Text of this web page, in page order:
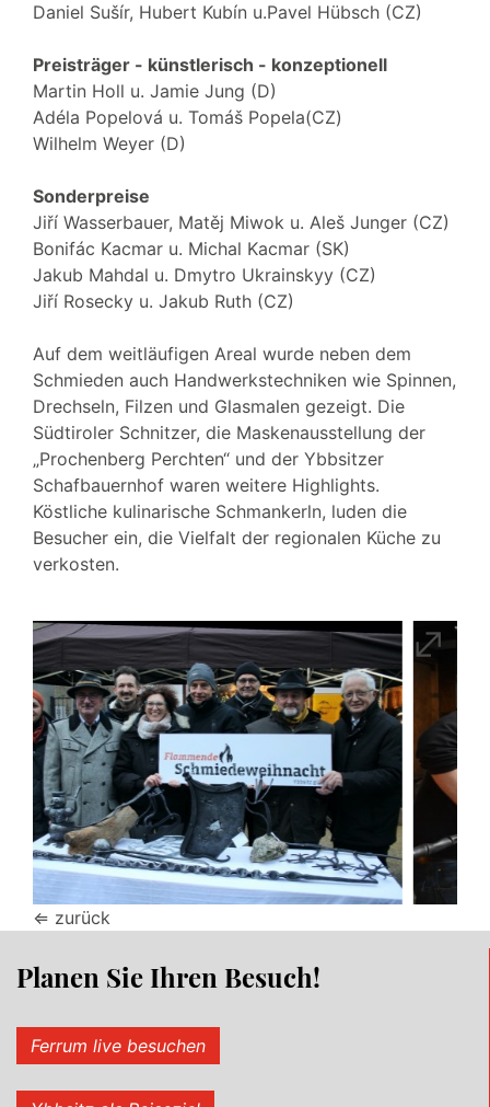
Daniel Sušír, Hubert Kubín u.Pavel Hübsch (CZ)
Preisträger - künstlerisch - konzeptionell
Martin Holl u. Jamie Jung (D)
Adéla Popelová u. Tomáš Popela(CZ)
Wilhelm Weyer (D)
Sonderpreise
Jiří Wasserbauer, Matěj Miwok u. Aleš Junger (CZ)
Bonifác Kacmar u. Michal Kacmar (SK)
Jakub Mahdal u. Dmytro Ukrainskyy (CZ)
Jiří Rosecky u. Jakub Ruth (CZ)
Auf dem weitläufigen Areal wurde neben dem
Schmieden auch Handwerkstechniken wie Spinnen,
Drechseln, Filzen und Glasmalen gezeigt. Die
Südtiroler Schnitzer, die Maskenausstellung der
„Prochenberg Perchten“ und der Ybbsitzer
Schafbauernhof waren weitere Highlights.
Köstliche kulinarische Schmankerln, luden die
Besucher ein, die Vielfalt der regionalen Küche zu
verkosten.
⇐ zurück
Planen Sie Ihren Besuch!
Ferrum live besuchen